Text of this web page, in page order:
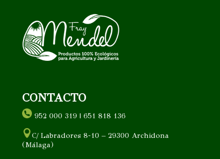
CONTACTO
952 000 319 | 651 818 136
C/ Labradores 8-10 – 29300 Archidona
(Málaga)